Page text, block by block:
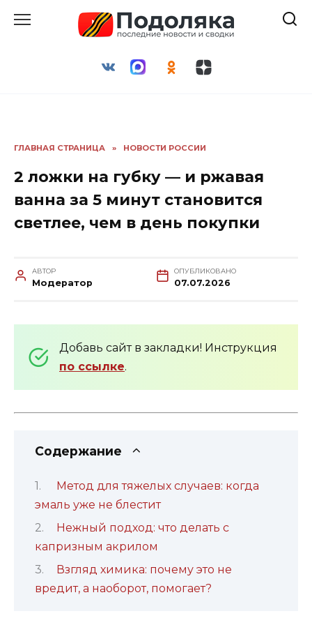
ГЛАВНАЯ СТРАНИЦА » НОВОСТИ РОССИИ
2 ложки на губку — и ржавая
ванна за 5 минут становится
светлее, чем в день покупки
АВТОР
Модератор
ОПУБЛИКОВАНО
07.07.2026
Добавь сайт в закладки! Инструкция
по ссылке.
Содержание
Метод для тяжелых случаев: когда
эмаль уже не блестит
Нежный подход: что делать с
капризным акрилом
Взгляд химика: почему это не
вредит, а наоборот, помогает?